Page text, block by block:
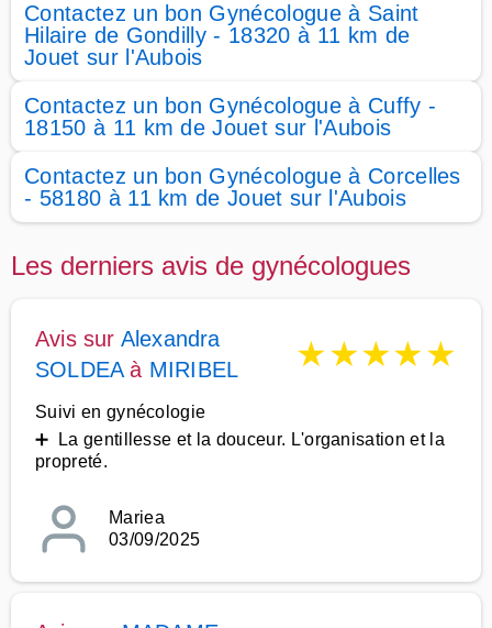
Contactez un bon Gynécologue à Saint
Hilaire de Gondilly - 18320 à 11 km de
Jouet sur l'Aubois
Contactez un bon Gynécologue à Cuffy -
18150 à 11 km de Jouet sur l'Aubois
Contactez un bon Gynécologue à Corcelles
- 58180 à 11 km de Jouet sur l'Aubois
Les derniers avis de gynécologues
Avis sur Alexandra
SOLDEAà MIRIBEL ★★★★★
Suivi en gynécologie
➕ La gentillesse et la douceur. L'organisation et la
propreté.
Mariea
03/09/2025